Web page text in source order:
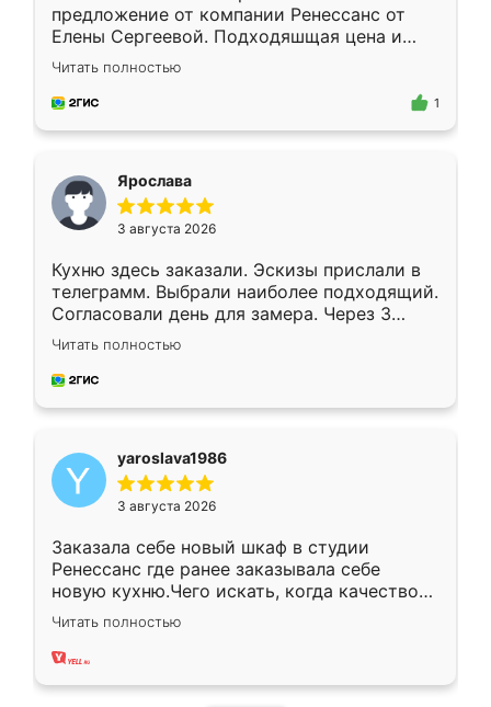
предложение от компании Ренессанс от
Елены Сергеевой. Подходяшщая цена и
короткие сроки изготовления. Приехавший
для замера сотрудник Владислав
предложил по моему эскизу самый
Читать полностью
1
Ярослава
3 августа 2026
Кухню здесь заказали. Эскизы прислали в
телеграмм. Выбрали наиболее подходящий.
Согласовали день для замера. Через 3
недели кухня была уже готова. Остались
довольны работой. Спасибо Ренессанс
мебель за качественную работу!
Читать полностью
yaroslava1986
3 августа 2026
Заказала себе новый шкаф в студии
Ренессанс где ранее заказывала себе
новую кухню.Чего искать, когда качеством
вполне довольна. Служит кухня уже почти
два года, нареканий нет.
Читать полностью